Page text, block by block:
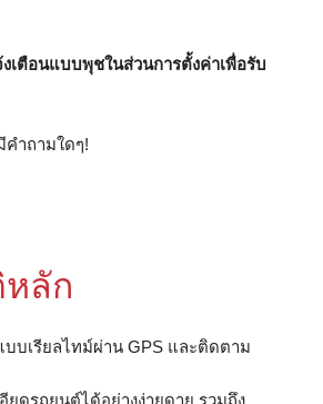
เตือนแบบพุชในส่วนการตั้งค่าเพื่อรับ
คำถามใดๆ!
ลัก
บเรียลไทม์ผ่าน GPS และติดตาม
อียดรถยนต์ได้อย่างง่ายดาย รวมถึง